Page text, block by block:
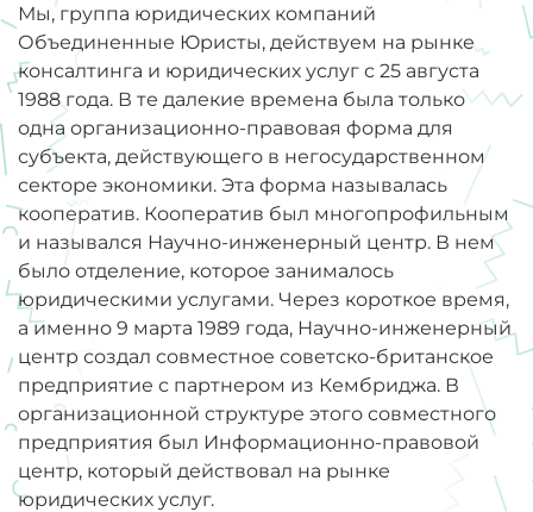
Мы, группа юридических компаний
Объединенные Юристы, действуем на рынке
консалтинга и юридических услуг с 25 августа
1988 года. В те далекие времена была только
одна организационно-правовая форма для
субъекта, действующего в негосударственном
секторе экономики. Эта форма называлась
кооператив. Кооператив был многопрофильным
и назывался Научно-инженерный центр. В нем
было отделение, которое занималось
юридическими услугами. Через короткое время,
а именно 9 марта 1989 года, Научно-инженерный
центр создал совместное советско-британское
предприятие с партнером из Кембриджа. В
организационной структуре этого совместного
предприятия был Информационно-правовой
центр, который действовал на рынке
юридических услуг.